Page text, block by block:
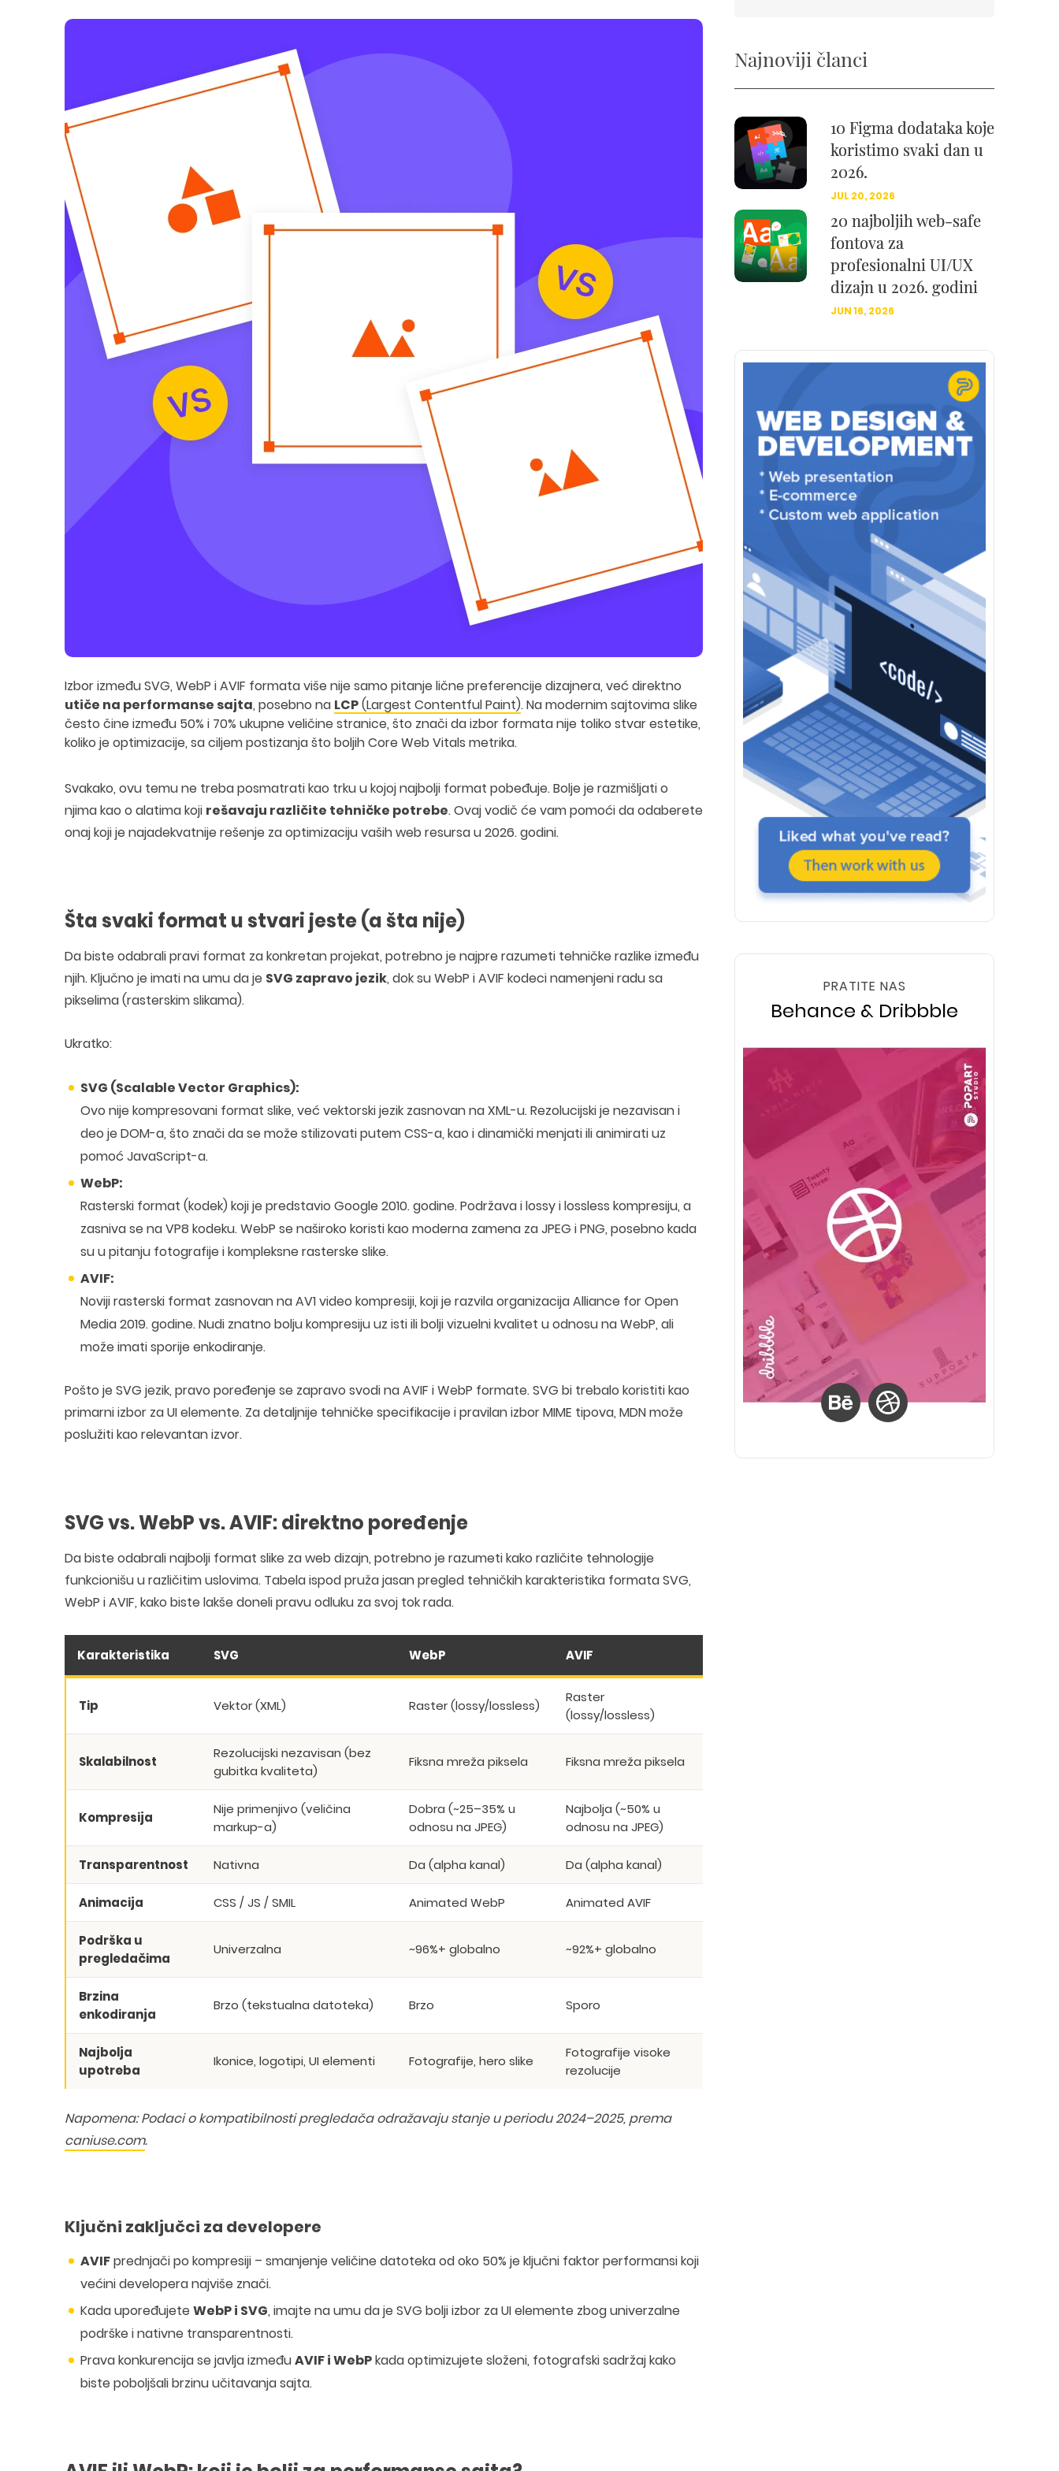
Izbor između SVG, WebP i AVIF formata više nije samo pitanje lične preferencije dizajnera, već direktno
utiče na performanse sajta, posebno na LCP(Largest Contentful Paint). Na modernim sajtovima slike
često čine između 50% i 70% ukupne veličine stranice, što znači da izbor formata nije toliko stvar estetike,
koliko je optimizacije, sa ciljem postizanja što boljih Core Web Vitals metrika.
Svakako, ovu temu ne treba posmatrati kao trku u kojoj najbolji format pobeđuje. Bolje je razmišljati o
njima kao o alatima koji rešavaju različite tehničke potrebe. Ovaj vodič će vam pomoći da odaberete
onaj koji je najadekvatnije rešenje za optimizaciju vaših web resursa u 2026. godini.
Šta svaki format u stvari jeste (a šta nije)
Da biste odabrali pravi format za konkretan projekat, potrebno je najpre razumeti tehničke razlike između
njih. Ključno je imati na umu da je SVG zapravo jezik, dok su WebP i AVIF kodeci namenjeni radu sa
pikselima (rasterskim slikama).
Ukratko:
SVG (Scalable Vector Graphics):
Ovo nije kompresovani format slike, već vektorski jezik zasnovan na XML-u. Rezolucijski je nezavisan i
deo je DOM-a, što znači da se može stilizovati putem CSS-a, kao i dinamički menjati ili animirati uz
pomoć JavaScript-a.
WebP:
Rasterski format (kodek) koji je predstavio Google 2010. godine. Podržava i lossy i lossless kompresiju, a
zasniva se na VP8 kodeku. WebP se naširoko koristi kao moderna zamena za JPEG i PNG, posebno kada
su u pitanju fotografije i kompleksne rasterske slike.
AVIF:
Noviji rasterski format zasnovan na AV1 video kompresiji, koji je razvila organizacija Alliance for Open
Media 2019. godine. Nudi znatno bolju kompresiju uz isti ili bolji vizuelni kvalitet u odnosu na WebP, ali
može imati sporije enkodiranje.
Pošto je SVG jezik, pravo poređenje se zapravo svodi na AVIF i WebP formate. SVG bi trebalo koristiti kao
primarni izbor za UI elemente. Za detaljnije tehničke specifikacije i pravilan izbor MIME tipova, MDN može
poslužiti kao relevantan izvor.
SVG vs. WebP vs. AVIF: direktno poređenje
Da biste odabrali najbolji format slike za web dizajn, potrebno je razumeti kako različite tehnologije
funkcionišu u različitim uslovima. Tabela ispod pruža jasan pregled tehničkih karakteristika formata SVG,
WebP i AVIF, kako biste lakše doneli pravu odluku za svoj tok rada.
Karakteristika SVG WebP AVIF
Tip Vektor (XML) Raster (lossy/lossless)
Raster
(lossy/lossless)
Skalabilnost
Rezolucijski nezavisan (bez
gubitka kvaliteta)
Fiksna mreža piksela Fiksna mreža piksela
Kompresija
Nije primenjivo (veličina
markup-a)
Dobra (~25–35% u
odnosu na JPEG)
Najbolja (~50% u
odnosu na JPEG)
Transparentnost Nativna Da (alpha kanal) Da (alpha kanal)
Animacija CSS / JS / SMIL Animated WebP Animated AVIF
Podrška u
pregledačima
Univerzalna ~96%+ globalno ~92%+ globalno
Brzina
enkodiranja
Brzo (tekstualna datoteka) Brzo Sporo
Najbolja
upotreba
Ikonice, logotipi, UI elementi Fotografije, hero slike
Fotografije visoke
rezolucije
Napomena: Podaci o kompatibilnosti pregledača odražavaju stanje u periodu 2024–2025, prema
caniuse.com.
Ključni zaključci za developere
AVIFprednjači po kompresiji – smanjenje veličine datoteka od oko 50% je ključni faktor performansi koji
većini developera najviše znači.
Kada upoređujete WebP i SVG, imajte na umu da je SVG bolji izbor za UI elemente zbog univerzalne
podrške i nativne transparentnosti.
Prava konkurencija se javlja izmeđuAVIF i WebPkada optimizujete složeni, fotografski sadržaj kako
biste poboljšali brzinu učitavanja sajta.
Najnoviji članci
10 Figma dodataka koje
koristimo svaki dan u
2026.
JUL 20, 2026
20 najboljih web-safe
fontova za
profesionalni UI/UX
dizajn u 2026. godini
JUN 16, 2026
PRATITE NAS
Behance & Dribbble